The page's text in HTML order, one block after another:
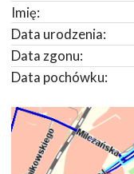
Imię:
Data urodzenia:
Data zgonu:
Data pochówku: